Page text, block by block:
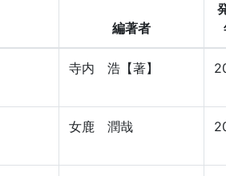
編著者
寺内 浩【著】
女鹿 潤哉